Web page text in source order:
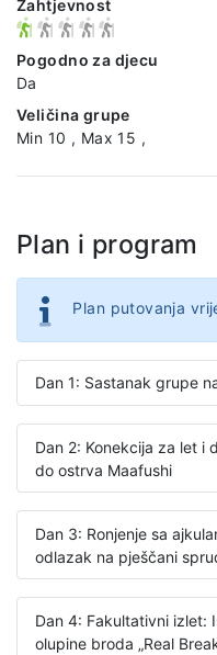
Zahtjevnost
Pogodno za djecu
Da
Veličina grupe
Min 10 , Max 15 ,
Plan i program
Plan putovanja
Dan 1: Sastanak grupe
Dan 2: Konekcija za let i
do ostrva Maafushi
Dan 3: Ronjenje sa
odlazak na pješčani
Dan 4: Fakultativni izlet:
olupine broda „Real